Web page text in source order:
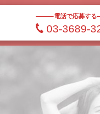
電話で応募する
03-3689-